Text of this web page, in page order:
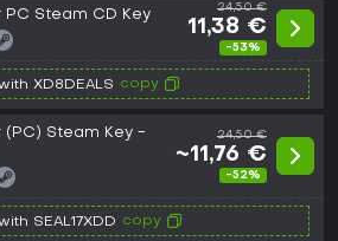
PC Steam CD Key 24,50 €
11,38 €
-53%
XD8DEALS copy
(PC) Steam Key -
24,50 €
~11,76 €
-52%
SEAL17XDD copy